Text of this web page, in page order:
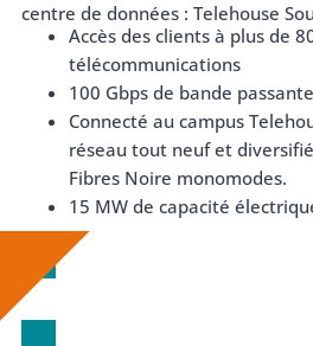
centre de données : Telehouse
Accès des clients à plus de
télécommunications
100 Gbps de bande
Connecté au campus
réseau tout neuf et
Fibres Noire monomodes.
15 MW de capacité
Télécharger maintenant